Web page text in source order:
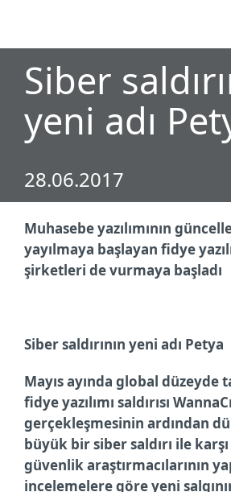
Siber
yeni adı
28.06.2017
Muhasebe yazılımının
yayılmaya başlayan fidye
şirketleri de vurmaya başladı
Siber saldırının yeni adı Petya
Mayıs ayında global
fidye yazılımı saldırısı
gerçekleşmesinin ardından
büyük bir siber saldırı ile karşı
güvenlik araştırmacılarının
incelemelere göre yeni